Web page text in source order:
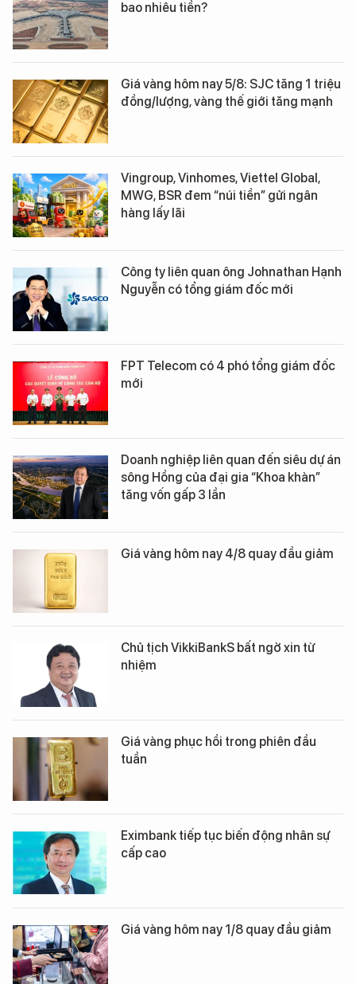
bao nhiêu tiền?
Giá vàng hôm nay 5/8: SJC tăng 1 triệu
đồng/lượng, vàng thế giới tăng mạnh
Vingroup, Vinhomes, Viettel Global,
MWG, BSR đem “núi tiền” gửi ngân
hàng lấy lãi
Công ty liên quan ông Johnathan Hạnh
Nguyễn có tổng giám đốc mới
FPT Telecom có 4 phó tổng giám đốc
mới
Doanh nghiệp liên quan đến siêu dự án
sông Hồng của đại gia “Khoa khàn”
tăng vốn gấp 3 lần
Giá vàng hôm nay 4/8 quay đầu giảm
Chủ tịch VikkiBankS bất ngờ xin từ
nhiệm
Giá vàng phục hồi trong phiên đầu
tuần
Eximbank tiếp tục biến động nhân sự
cấp cao
Giá vàng hôm nay 1/8 quay đầu giảm